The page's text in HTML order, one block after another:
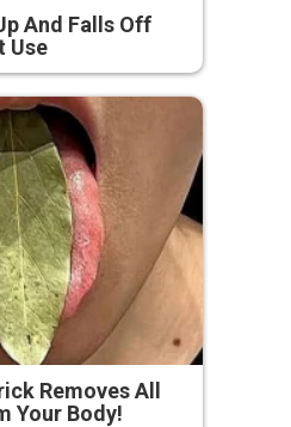
And Falls Off
Use
Removes All
Your Body!